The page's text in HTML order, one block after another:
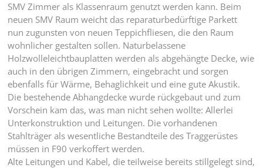
SMV Zimmer als Klassenraum genutzt werden kann. Beim
neuen SMV Raum weicht das reparaturbedürftige Parkett
nun zugunsten von neuen Teppichfliesen, die den Raum
wohnlicher gestalten sollen. Naturbelassene
Holzwolleleichtbauplatten werden als abgehängte Decke, wie
auch in den übrigen Zimmern, eingebracht und sorgen
ebenfalls für Wärme, Behaglichkeit und eine gute Akustik.
Die bestehende Abhangdecke wurde rückgebaut und zum
Vorschein kam das, was man nicht sehen wollte: Allerlei
Unterkonstruktion und Leitungen. Die vorhandenen
Stahlträger als wesentliche Bestandteile des Traggerüstes
müssen in F90 verkoffert werden.
Alte Leitungen und Kabel, die teilweise bereits stillgelegt sind,